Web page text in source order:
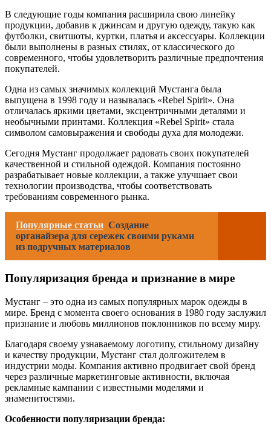
В следующие годы компания расширила свою линейку
продукции, добавив к джинсам и другую одежду, такую как
футболки, свитшоты, куртки, платья и аксессуары. Коллекции
были выполнены в разных стилях, от классического до
современного, чтобы удовлетворить различные предпочтения
покупателей.
Одна из самых значимых коллекций Мустанга была
выпущена в 1998 году и называлась «Rebel Spirit». Она
отличалась яркими цветами, эксцентричными деталями и
необычными принтами. Коллекция «Rebel Spirit» стала
символом самовыражения и свободы духа для молодежи.
Сегодня Мустанг продолжает радовать своих покупателей
качественной и стильной одеждой. Компания постоянно
разрабатывает новые коллекции, а также улучшает свои
технологии производства, чтобы соответствовать
требованиям современного рынка.
Популярные статьи Создание
органайзера для сережек своими руками
из подручных материалов
Популяризация бренда и признание в мире
Мустанг – это одна из самых популярных марок одежды в
мире. Бренд с момента своего основания в 1980 году заслужил
признание и любовь миллионов поклонников по всему миру.
Благодаря своему узнаваемому логотипу, стильному дизайну
и качеству продукции, Мустанг стал долгожителем в
индустрии моды. Компания активно продвигает свой бренд
через различные маркетинговые активности, включая
рекламные кампании с известными моделями и
знаменитостями.
Особенности популяризации бренда: